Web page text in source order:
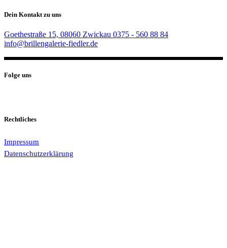
Dein Kontakt zu uns
Goethestraße 15, 08060 Zwickau 0375 - 560 88 84
info@brillengalerie-fiedler.de
Folge uns
Rechtliches
Impressum
Datenschutzerklärung